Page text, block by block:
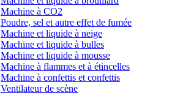
Machine à CO2
Poudre, sel et autre effet de fumée
Machine et liquide à neige
Machine et liquide à bulles
Machine et liquide à mousse
Machine à flammes et à étincelles
Machine à confettis et confettis
Ventilateur de scène